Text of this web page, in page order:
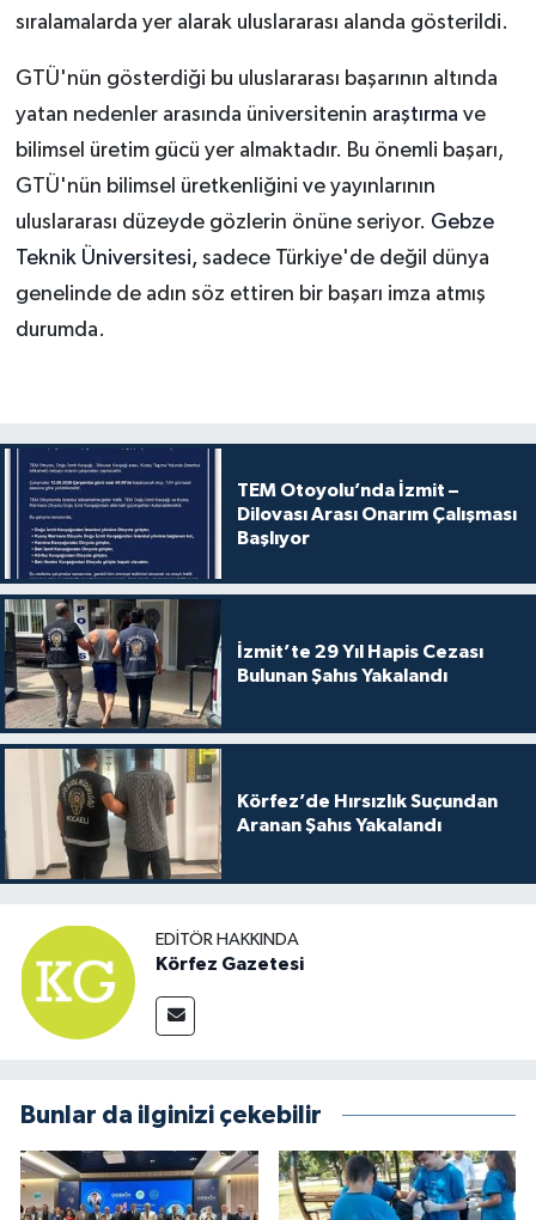
sıralamalarda yer alarak uluslararası alanda gösterildi.
GTÜ'nün gösterdiği bu uluslararası başarının altında
yatan nedenler arasında üniversitenin araştırma ve
bilimsel üretim gücü yer almaktadır. Bu önemli başarı,
GTÜ'nün bilimsel üretkenliğini ve yayınlarının
uluslararası düzeyde gözlerin önüne seriyor. Gebze
Teknik Üniversitesi, sadece Türkiye'de değil dünya
genelinde de adın söz ettiren bir başarı imza atmış
durumda.
TEM Otoyolu’nda İzmit –
Dilovası Arası Onarım Çalışması
Başlıyor
İzmit’te 29 Yıl Hapis Cezası
Bulunan Şahıs Yakalandı
Körfez’de Hırsızlık Suçundan
Aranan Şahıs Yakalandı
EDITÖR HAKKINDA
Körfez Gazetesi
Bunlar da ilginizi çekebilir